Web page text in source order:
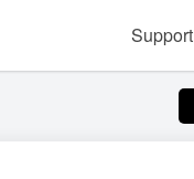
Support